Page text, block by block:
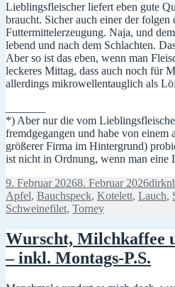
Lieblingsfleischer liefert eben gute
braucht. Sicher auch einer der folgen
Futtermittelerzeugung. Naja, und
lebend und nach dem Schlachten.
Aber so ist das eben, wenn man
leckeres Mittag, dass auch noch für
allerdings mikrowellentauglich als
*) Aber nur die vom
fremdgegangen und habe von einem
größerer Firma im Hintergrund)
ist nicht in Ordnung, wenn man eine
Veröffentlicht
am
9. Februar 20268. Februar 2026Autor
Apfel, Bauchspeck, Kotelett, Lauch,
Schweinefilet, Torney
Wurscht, Milchkaffee
– inkl. Montags-P.S.